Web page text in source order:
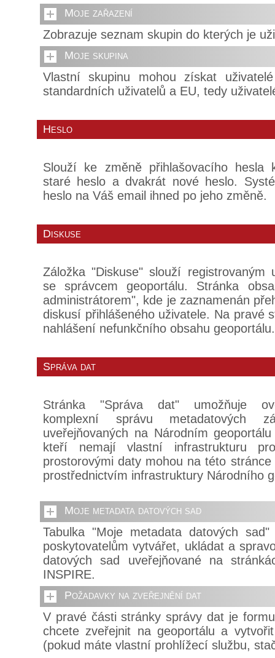
Moje zařazení
Zobrazuje seznam skupin do kterých je
Moje skupina
Vlastní skupinu mohou získat
standardních uživatelů a EU, tedy
Heslo
Slouží ke změně přihlašovacího hesla
staré heslo a dvakrát nové heslo.
heslo na Váš email ihned po jeho změně.
Diskuse
Záložka "Diskuse" slouží registrovaným
se správcem geoportálu. Stránka
administrátorem", kde je zaznamenán
diskusí přihlášeného uživatele. Na pravé
nahlášení nefunkčního obsahu geoportálu.
Správa dat
Stránka "Správa dat" umožňuje
komplexní správu metadatových
uveřejňovaných na Národním
kteří nemají vlastní infrastrukturu
prostorovými daty mohou na této
prostřednictvím infrastruktury Národního
Moje metadata datových sad
Tabulka "Moje metadata datových
poskytovatelům vytvářet, ukládat a
datových sad uveřejňované na
INSPIRE.
Požadavky na zveřejnění dat
V pravé části stránky správy dat je
chcete zveřejnit na geoportálu a
(pokud máte vlastní prohlížecí službu,